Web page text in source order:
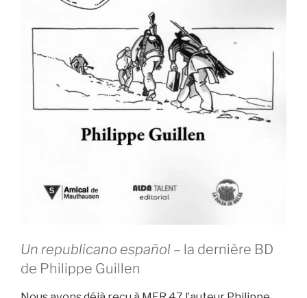
Un republicano español – la dernière BD
de Philippe Guillen